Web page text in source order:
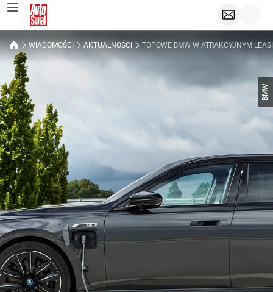
WIADOMOŚCI AKTUALNOŚCI TOPOWE BMW W ATRAKCYJNYM
BMW